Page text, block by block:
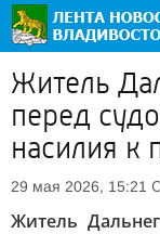
Житель
перед
насилия к
29 мая 2026, 15:21
Житель